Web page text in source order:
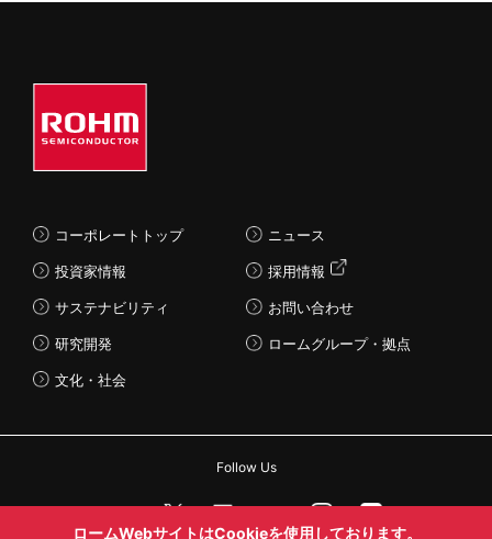
コーポレートトップ
投資家情報
サステナビリティ
研究開発
文化・社会
ニュース
採用情報
お問い合わせ
ロームグループ・拠点
Follow Us
ロームWebサイトはCookieを使用しております。